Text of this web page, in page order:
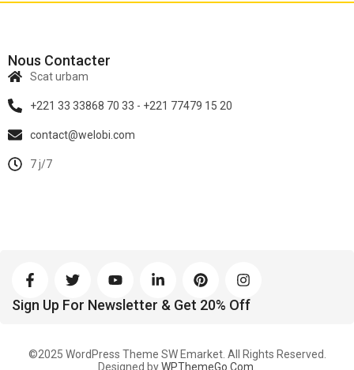
Nous Contacter
Scat urbam
+221 33 33868 70 33 - +221 77479 15 20
contact@welobi.com
7 j/7
Sign Up For Newsletter & Get 20% Off
©2025 WordPress Theme SW Emarket. All Rights Reserved.
Designed byWPThemeGo.Com